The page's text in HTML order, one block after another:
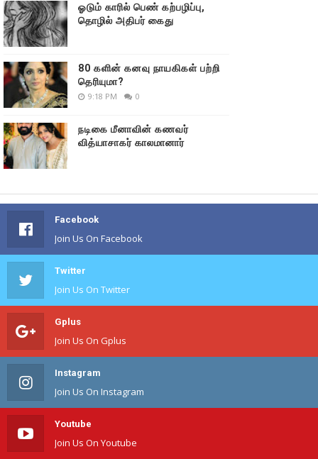
ஓடும் காரில் பெண் கற்பழிப்பு,
தொழில் அதிபர் கைது
80 களின் கனவு நாயகிகள் பற்றி
தெரியுமா?
9:18 PM 0
நடிகை மீனாவின் கணவர்
வித்யாசாகர் காலமானார்
Facebook
Join Us On Facebook
Twitter
Join Us On Twitter
Gplus
Join Us On Gplus
Instagram
Join Us On Instagram
Youtube
Join Us On Youtube